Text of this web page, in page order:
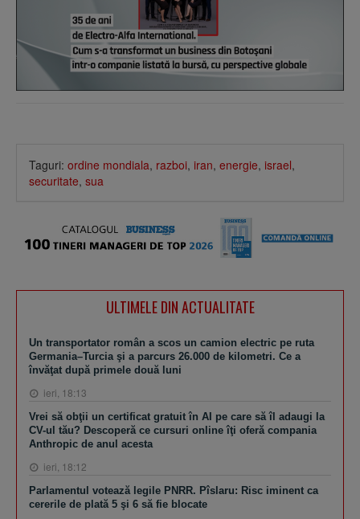
Taguri: ordine mondiala, razboi, iran, energie, israel,
securitate, sua
ULTIMELE DIN ACTUALITATE
Un transportator român a scos un camion electric pe ruta
Germania–Turcia şi a parcurs 26.000 de kilometri. Ce a
învăţat după primele două luni
ieri, 18:13
Vrei să obţii un certificat gratuit în AI pe care să îl adaugi la
CV-ul tău? Descoperă ce cursuri online îţi oferă compania
Anthropic de anul acesta
ieri, 18:12
Parlamentul votează legile PNRR. Pîslaru: Risc iminent ca
cererile de plată 5 şi 6 să fie blocate